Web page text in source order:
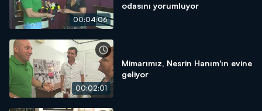
00:04:06
odasını yorumluyor
00:02:01
Mimarımız, Nesrin Hanım'ın evine
geliyor